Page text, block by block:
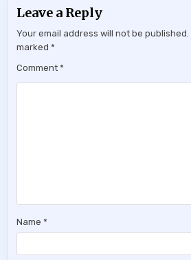
Leave a Reply
Your email address will not be published.
marked*
Comment*
Name*